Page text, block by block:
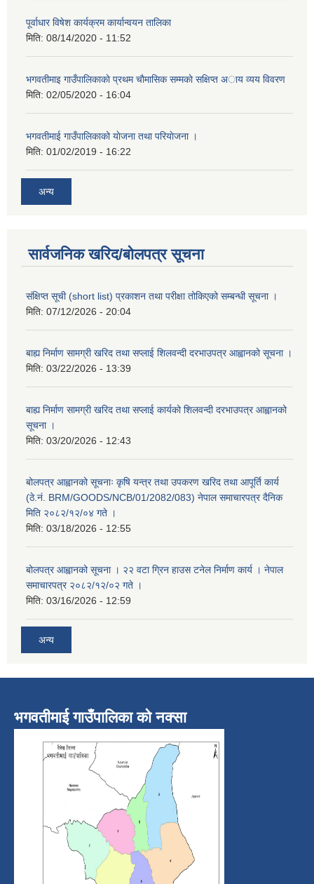
पूर्वाधार विषेश कार्यक्रम कार्यान्वयन तालिका
मिति: 08/14/2020 - 11:52
भगवतीमाइ गाउँपालिकाकाे प्रथम चाैमासिक सम्मकाे सक्षिप्त अाय व्यय विवरण
मिति: 02/05/2020 - 16:04
भगवतीमाई गाउँपालिकाको याेजना तथा परियाेजना ।
मिति: 01/02/2019 - 16:22
अन्य
सार्वजनिक खरिद/बोलपत्र सूचना
संक्षिप्त सूची (short list) प्रकाशन तथा परीक्षा तोकिएको सम्बन्धी सूचना ।
मिति: 07/12/2026 - 20:04
बाह्य निर्माण सामग्री खरिद तथा सप्लाई शिलवन्दी दरभाउपत्र आह्वानको सूचना ।
मिति: 03/22/2026 - 13:39
बाह्य निर्माण सामग्री खरिद तथा सप्लाई कार्यको शिलवन्दी दरभाउपत्र आह्वानको
सूचना ।
मिति: 03/20/2026 - 12:43
बोलपत्र आह्वानको सूचनाः कृषि यन्त्र तथा उपकरण खरिद तथा आपूर्ति कार्य
(ठे.नं. BRM/GOODS/NCB/01/2082/083) नेपाल समाचारपत्र दैनिक
मिति २०८२/१२/०४ गते ।
मिति: 03/18/2026 - 12:55
बोलपत्र आह्वानको सूचना । २२ वटा ग्रिन हाउस टनेल निर्माण कार्य । नेपाल
समाचारपत्र २०८२/१२/०२ गते ।
मिति: 03/16/2026 - 12:59
अन्य
भगवतीमाई गाउँपालिका को नक्सा